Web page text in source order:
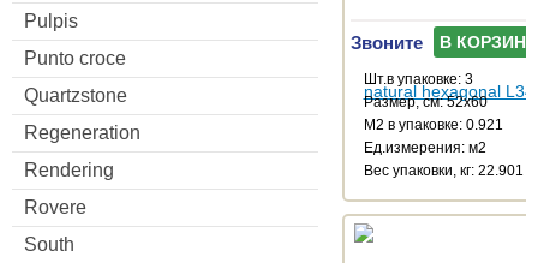
Pulpis
Punto croce
Quartzstone
Regeneration
Rendering
Rovere
South
Звоните В КОРЗИНУ
Шт.в упаковке: 3
Размер, см: 52x60
М2 в упаковке: 0.921
Ед.измерения: м2
Веc упаковки, кг: 22.901